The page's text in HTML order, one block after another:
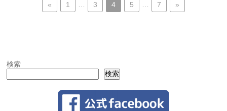
« 1 3 4 5 7 »
検索
検索